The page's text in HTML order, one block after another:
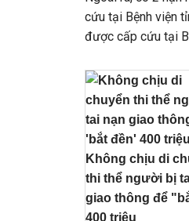
cứu tại Bệnh viện
được cấp cứu tại
Không chịu di
thi thể người bị
giao thông để
400 triệu